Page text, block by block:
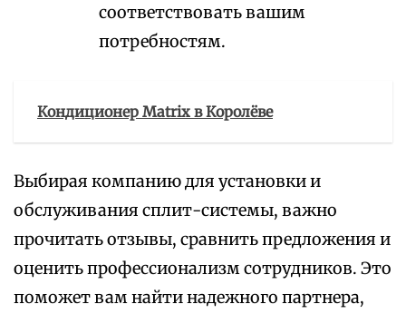
соответствовать вашим
потребностям.
Кондиционер Matrix в Королёве
Выбирая компанию для установки и
обслуживания сплит-системы, важно
прочитать отзывы, сравнить предложения и
оценить профессионализм сотрудников. Это
поможет вам найти надежного партнера,